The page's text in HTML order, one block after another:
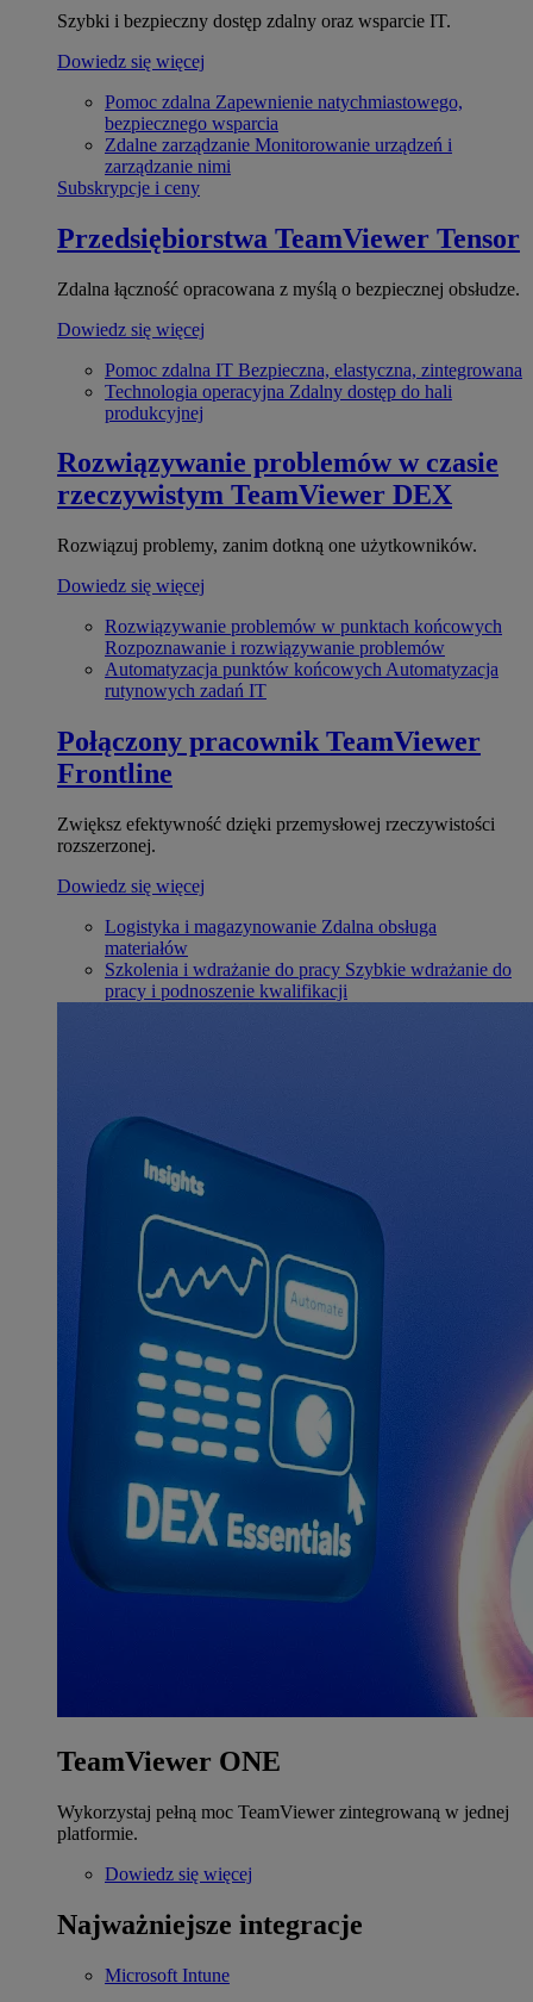
Szybki i bezpieczny dostęp zdalny oraz wsparcie IT.
Dowiedz się więcej
Pomoc zdalna Zapewnienie natychmiastowego,
bezpiecznego wsparcia
Zdalne zarządzanie Monitorowanie urządzeń i
zarządzanie nimi
Subskrypcje i ceny
Przedsiębiorstwa TeamViewer Tensor
Zdalna łączność opracowana z myślą o bezpiecznej obsłudze.
Dowiedz się więcej
Pomoc zdalna IT Bezpieczna, elastyczna, zintegrowana
Technologia operacyjna Zdalny dostęp do hali
produkcyjnej
Rozwiązywanie problemów w czasie
rzeczywistym TeamViewer DEX
Rozwiązuj problemy, zanim dotkną one użytkowników.
Dowiedz się więcej
Rozwiązywanie problemów w punktach końcowych
Rozpoznawanie i rozwiązywanie problemów
Automatyzacja punktów końcowych Automatyzacja
rutynowych zadań IT
Połączony pracownik TeamViewer
Frontline
Zwiększ efektywność dzięki przemysłowej rzeczywistości
rozszerzonej.
Dowiedz się więcej
Logistyka i magazynowanie Zdalna obsługa
materiałów
Szkolenia i wdrażanie do pracy Szybkie wdrażanie do
pracy i podnoszenie kwalifikacji
TeamViewer ONE
Wykorzystaj pełną moc TeamViewer zintegrowaną w jednej
platformie.
Dowiedz się więcej
Najważniejsze integracje
Microsoft Intune